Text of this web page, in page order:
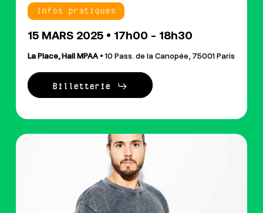
Infos pratiques
15 MARS 2025 • 17h00 - 18h30
La Place, Hall MPAA • 10 Pass. de la Canopée, 75001 Paris
Billetterie